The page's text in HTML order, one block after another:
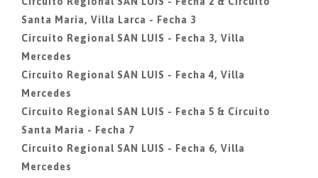
Santa Maria, Villa Larca - Fecha 3
Circuito Regional SAN LUIS - Fecha 3, Villa
Mercedes
Circuito Regional SAN LUIS - Fecha 4, Villa
Mercedes
Circuito Regional SAN LUIS - Fecha 5 & Circuito
Santa Maria - Fecha 7
Circuito Regional SAN LUIS - Fecha 6, Villa
Mercedes